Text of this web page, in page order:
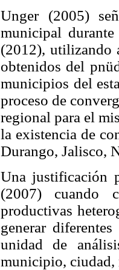
Unger (2005)
municipal
(2012), utilizando
obtenidos del
municipios del
proceso de
regional para el
la existencia de
Durango, Jalisco,
Una justificación
(2007) cuando
productivas
generar
unidad de
municipio, ciudad,